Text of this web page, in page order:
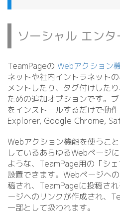
ソーシャル エン
TeamPageの Webアクション
ネットや社内イントラネット
メントしたり、タグ付けした
ための追加オプションです。
をインストールするだけで動
Explorer, Google Chrome,
Webアクション機能を使うこ
しているあらゆるWebページ
ような、TeamPage用の「シ
設置できます。Webページへ
稿され、TeamPageに投稿さ
ージヘのリンクが作成され、
一部として扱われます。